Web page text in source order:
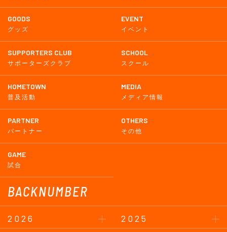
GOODS
グッズ
EVENT
イベント
SUPPORTERS CLUB
サポーターズクラブ
SCHOOL
スクール
HOMETOWN
普及活動
MEDIA
メディア情報
PARTNER
パートナー
OTHERS
その他
GAME
試合
BACKNUMBER
2026
2025